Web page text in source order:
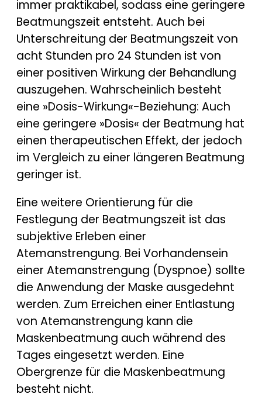
immer praktikabel, sodass eine geringere
Beatmungszeit entsteht. Auch bei
Unterschreitung der Beatmungszeit von
acht Stunden pro 24 Stunden ist von
einer positiven Wirkung der Behandlung
auszugehen. Wahrscheinlich besteht
eine »Dosis-Wirkung«-Beziehung: Auch
eine geringere »Dosis« der Beatmung hat
einen therapeutischen Effekt, der jedoch
im Vergleich zu einer längeren Beatmung
geringer ist.
Eine weitere Orientierung für die
Festlegung der Beatmungszeit ist das
subjektive Erleben einer
Atemanstrengung. Bei Vorhandensein
einer Atemanstrengung (Dyspnoe) sollte
die Anwendung der Maske ausgedehnt
werden. Zum Erreichen einer Entlastung
von Atemanstrengung kann die
Maskenbeatmung auch während des
Tages eingesetzt werden. Eine
Obergrenze für die Maskenbeatmung
besteht nicht.